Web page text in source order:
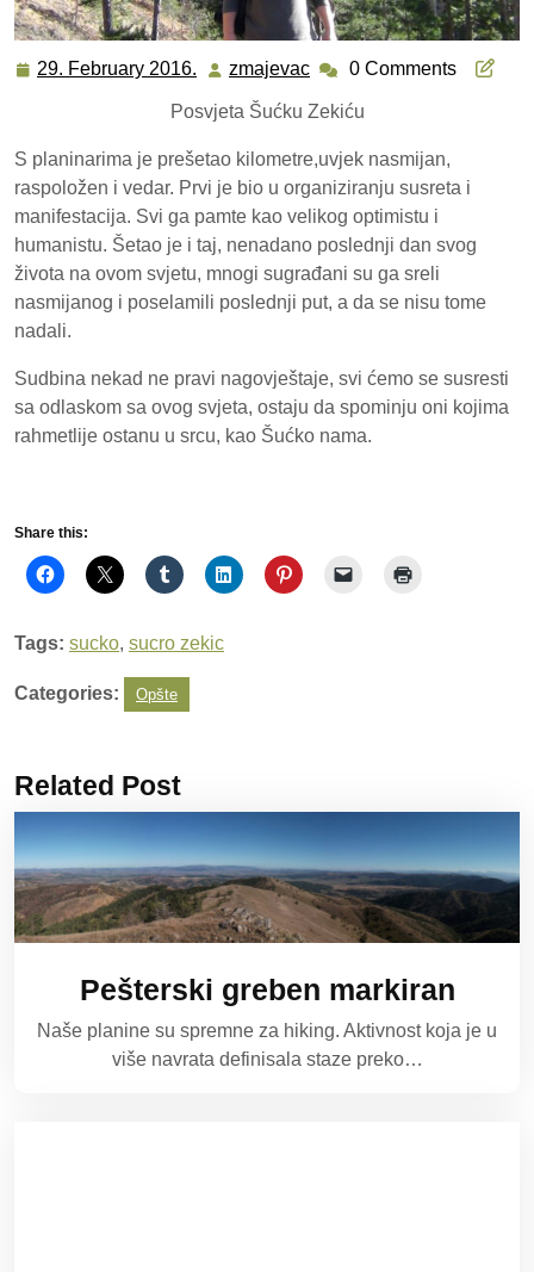
29. February 2016.
29.
February
2016.
zmajevac zmajevac
0 Comments
Posvjeta Šućku Zekiću
S planinarima je prešetao kilometre,uvjek nasmijan,
raspoložen i vedar. Prvi je bio u organiziranju susreta i
manifestacija. Svi ga pamte kao velikog optimistu i
humanistu. Šetao je i taj, nenadano poslednji dan svog
života na ovom svjetu, mnogi sugrađani su ga sreli
nasmijanog i poselamili poslednji put, a da se nisu tome
nadali.
Sudbina nekad ne pravi nagovještaje, svi ćemo se susresti
sa odlaskom sa ovog svjeta, ostaju da spominju oni kojima
rahmetlije ostanu u srcu, kao Šućko nama.
Share this:
Tags: sucko, sucro zekic
Categories: Opšte
Related Post
Pešterski greben markiran
Naše planine su spremne za hiking. Aktivnost koja je u
više navrata definisala staze preko…